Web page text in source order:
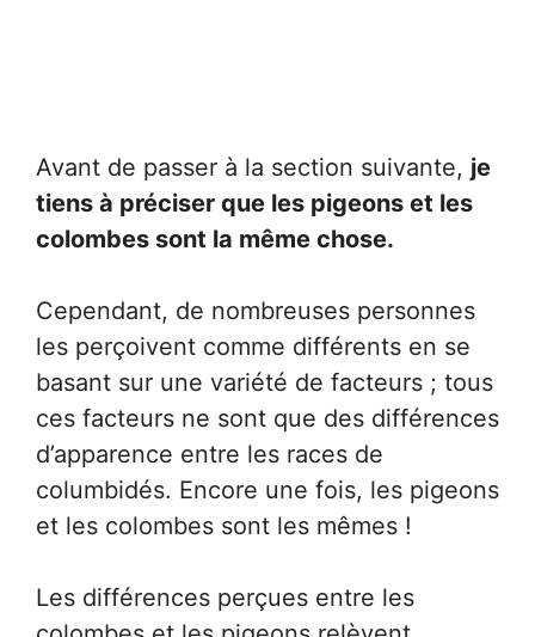
Avant de passer à la section suivante, je
tiens à préciser que les pigeons et les
colombes sont la même chose.
Cependant, de nombreuses personnes
les perçoivent comme différents en se
basant sur une variété de facteurs ; tous
ces facteurs ne sont que des différences
d’apparence entre les races de
columbidés. Encore une fois, les pigeons
et les colombes sont les mêmes !
Les différences perçues entre les